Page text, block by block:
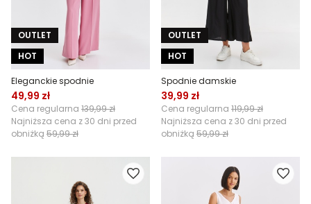
OUTLET
HOT
Eleganckie spodnie
49,99 zł
Cena regularna 139,99 zł
Najniższa cena z 30 dni przed
obniżką 59,99 zł
OUTLET
HOT
Spodnie damskie
39,99 zł
Cena regularna 119,99 zł
Najniższa cena z 30 dni przed
obniżką 59,99 zł